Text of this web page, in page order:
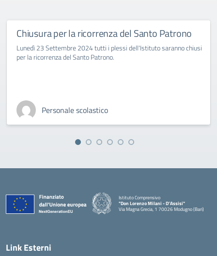
Chiusura per la ricorrenza del Santo Patrono
Lunedì 23 Settembre 2024 tutti i plessi dell'Istituto saranno chiusi
per la ricorrenza del Santo Patrono.
Personale scolastico
Istituto Comprensivo
"Don Lorenzo Milani - D’Assisi"
Via Magna Grecia, 1 70026 Modugno (Bari)
— Visita la pagina iniziale della scuola
Link Esterni